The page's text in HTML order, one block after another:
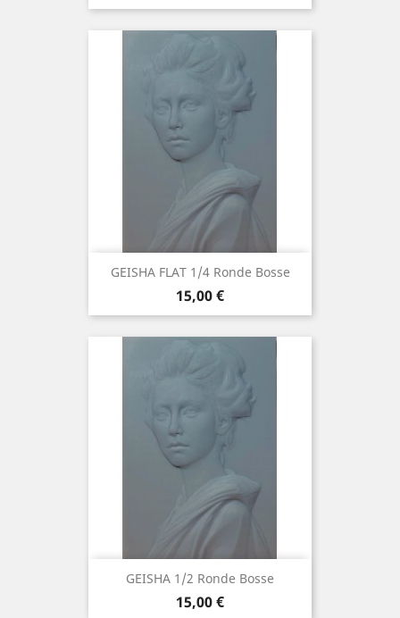
GEISHA FLAT 1/4 Ronde Bosse
Prix
15,00 €
GEISHA 1/2 Ronde Bosse
Prix
15,00 €